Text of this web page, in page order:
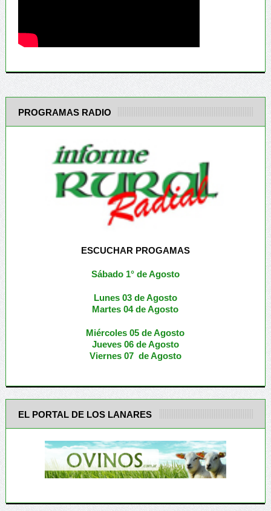
PROGRAMAS RADIO
ESCUCHAR PROGAMAS
Sábado 1° de Agosto
Lunes 03 de Agosto
Martes 04 de Agosto
Miércoles 05 deAgosto
Jueves 06 de Agosto
Viernes 07 de Agosto
EL PORTAL DE LOS LANARES